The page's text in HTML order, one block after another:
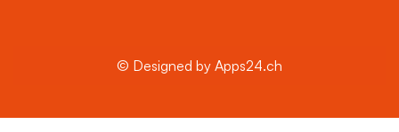
© Designed by Apps24.ch